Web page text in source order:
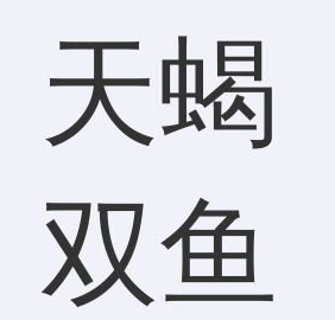
天蝎
双鱼